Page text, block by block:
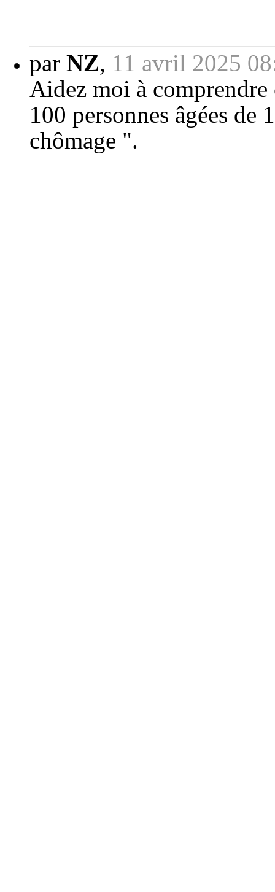
par NZ, 11 avril 2025
Aidez moi à
100 personnes âgées
chômage ".